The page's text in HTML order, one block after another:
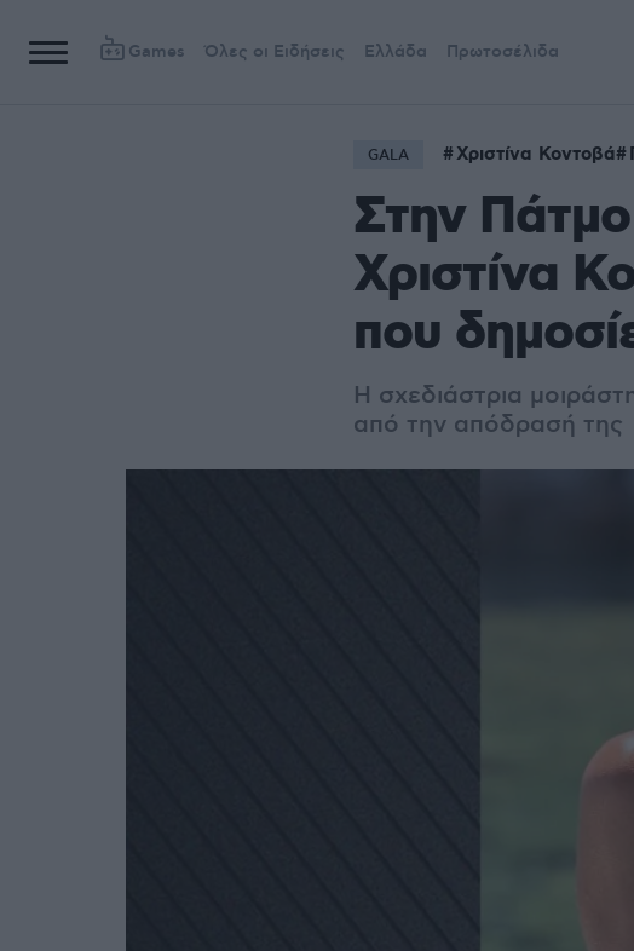
Games Όλες οι Ειδήσεις Ελλάδα Πρωτοσέλιδα
GALA Χριστίνα Κοντοβά
Στην Πάτμο
Χριστίνα
που
Η σχεδιάστρια
από την απόδρασή της